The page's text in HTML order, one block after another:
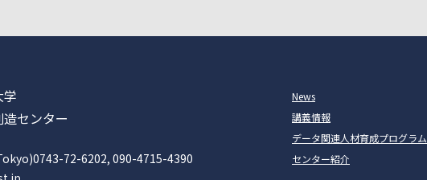
学
センター
72-6202, 090-4715-4390
News
講義情報
データ関連人材育成プログラム
センター紹介